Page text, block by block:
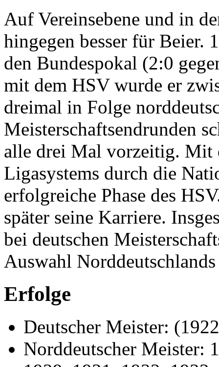
Auf Vereinsebene und in
hingegen besser für Beier.
den Bundespokal (2:0
mit dem HSV wurde er
dreimal in Folge
Meisterschaftsendrunden
alle drei Mal vorzeitig. Mit
Ligasystems durch die
erfolgreiche Phase des
später seine Karriere.
bei deutschen
Auswahl
Erfolge
Deutscher Meister:
Norddeutscher Meister: